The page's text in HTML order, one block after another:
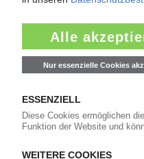
16
In eigener Sache